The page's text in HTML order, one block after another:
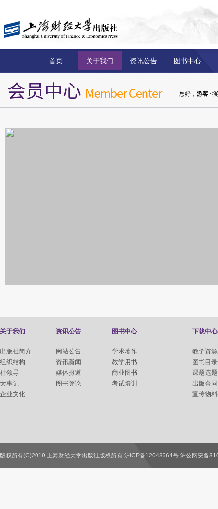
首页 关于我们 资讯公告 图书中心
您好， 游客 <
关于我们
出版社简介
组织结构
社领导
大事记
企业文化
资讯公告
网站公告
资讯新闻
媒体报道
图书评论
图书中心
学术著作
教学用书
商业图书
考试培训
下载中心
教学资
图书目
课题选
出版合
宣传物
版权所有(C)2019 上海财经大学出版社版权所有 沪ICP备12043664号 沪公网安备